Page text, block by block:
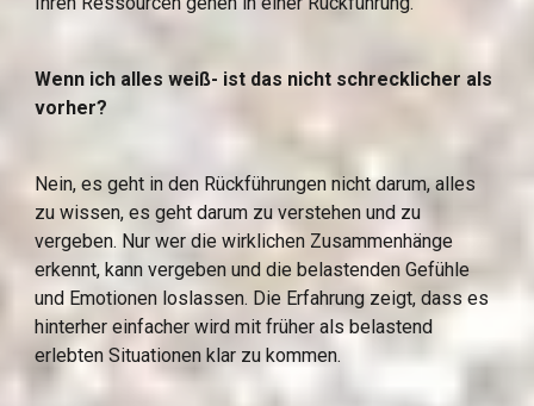
Wenn ich alles weiß- ist das nicht schrecklicher als
vorher?
Nein, es geht in den Rückführungen nicht darum, alles
zu wissen, es geht darum zu verstehen und zu
vergeben. Nur wer die wirklichen Zusammenhänge
erkennt, kann vergeben und die belastenden Gefühle
und Emotionen loslassen. Die Erfahrung zeigt, dass es
hinterher einfacher wird mit früher als belastend
erlebten Situationen klar zu kommen.